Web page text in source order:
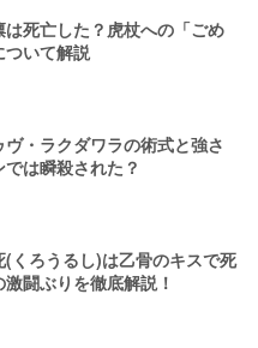
は死亡した？虎杖への「ごめ
ついて解説
ヴ・ラクダワラの術式と強さ
は瞬殺された？
(くろうるし)は乙骨のキスで死
闘ぶりを徹底解説！